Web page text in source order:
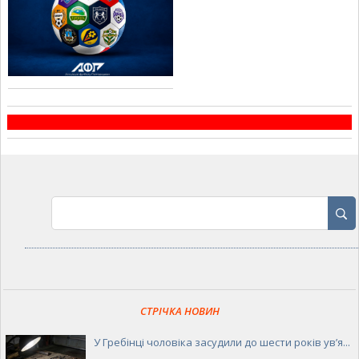
СТРІЧКА НОВИН
У Гребінці чоловіка засудили до шести років ув’я...